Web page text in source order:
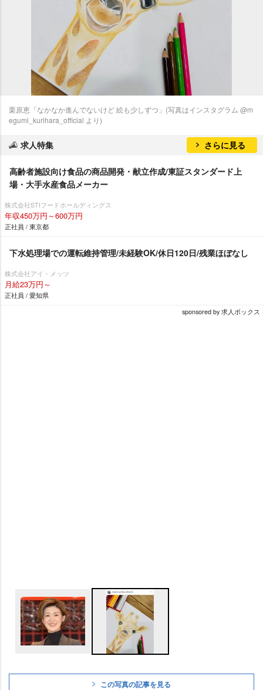
栗原恵「なかなか進んでないけど 絵も少しずつ」(写真はインスタグラム @m
egumi_kurihara_official より)
求人特集 さらに見る
高齢者施設向け食品の商品開発・献立作成/東証スタンダード上
場・大手水産食品メーカー
株式会社STIフードホールディングス
年収450万円～600万円
正社員 / 東京都
下水処理場での運転維持管理/未経験OK/休日120日/残業ほぼなし
株式会社アイ・メッツ
月給23万円～
正社員 / 愛知県
sponsored by 求人ボックス
この写真の記事を見る